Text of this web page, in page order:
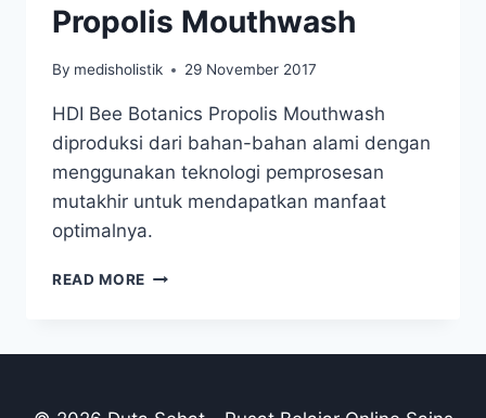
Propolis Mouthwash
By medisholistik 29 November 2017
HDI Bee Botanics Propolis Mouthwash
diproduksi dari bahan-bahan alami dengan
menggunakan teknologi pemprosesan
mutakhir untuk mendapatkan manfaat
optimalnya.
READ MORE HDI